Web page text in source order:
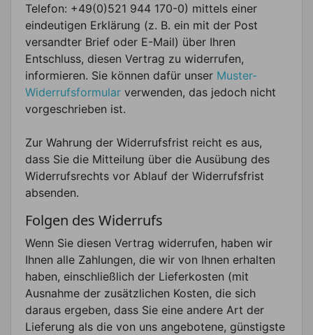
Telefon: +49(0)521 944 170-0) mittels einer
eindeutigen Erklärung (z. B. ein mit der Post
versandter Brief oder E-Mail) über Ihren
Entschluss, diesen Vertrag zu widerrufen,
informieren. Sie können dafür unser Muster-
Widerrufsformular verwenden, das jedoch nicht
vorgeschrieben ist.
Zur Wahrung der Widerrufsfrist reicht es aus,
dass Sie die Mitteilung über die Ausübung des
Widerrufsrechts vor Ablauf der Widerrufsfrist
absenden.
Folgen des Widerrufs
Wenn Sie diesen Vertrag widerrufen, haben wir
Ihnen alle Zahlungen, die wir von Ihnen erhalten
haben, einschließlich der Lieferkosten (mit
Ausnahme der zusätzlichen Kosten, die sich
daraus ergeben, dass Sie eine andere Art der
Lieferung als die von uns angebotene, günstigste